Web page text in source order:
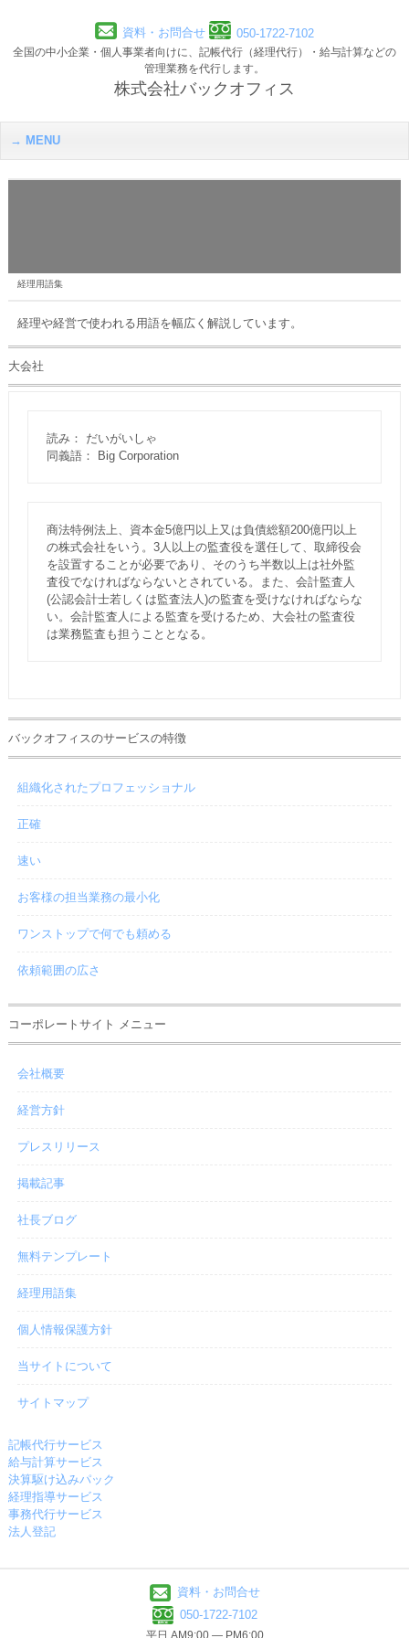
資料・お問合せ 050-1722-7102
全国の中小企業・個人事業者向けに、記帳代行（経理代行）・給与計算などの
管理業務を代行します。
株式会社バックオフィス
MENU
経理用語集
経理や経営で使われる用語を幅広く解説しています。
大会社
読み： だいがいしゃ
同義語： Big Corporation
商法特例法上、資本金5億円以上又は負債総額200億円以上
の株式会社をいう。3人以上の監査役を選任して、取締役会
を設置することが必要であり、そのうち半数以上は社外監
査役でなければならないとされている。また、会計監査人
(公認会計士若しくは監査法人)の監査を受けなければならな
い。会計監査人による監査を受けるため、大会社の監査役
は業務監査も担うこととなる。
バックオフィスのサービスの特徴
組織化されたプロフェッショナル
正確
速い
お客様の担当業務の最小化
ワンストップで何でも頼める
依頼範囲の広さ
コーポレートサイト メニュー
会社概要
経営方針
プレスリリース
掲載記事
社長ブログ
無料テンプレート
経理用語集
個人情報保護方針
当サイトについて
サイトマップ
記帳代行サービス
給与計算サービス
決算駆け込みパック
経理指導サービス
事務代行サービス
法人登記
資料・お問合せ
050-1722-7102
平日 AM9:00 ― PM6:00